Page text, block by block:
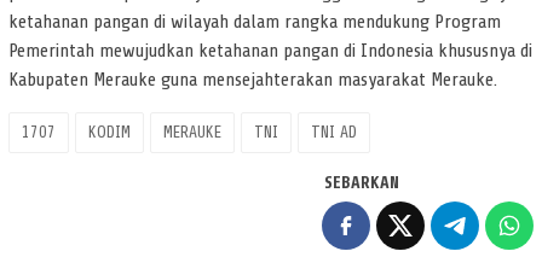
ketahanan pangan di wilayah dalam rangka mendukung Program
Pemerintah mewujudkan ketahanan pangan di Indonesia khususnya di
Kabupaten Merauke guna mensejahterakan masyarakat Merauke.
1707 KODIM MERAUKE TNI TNI AD
SEBARKAN